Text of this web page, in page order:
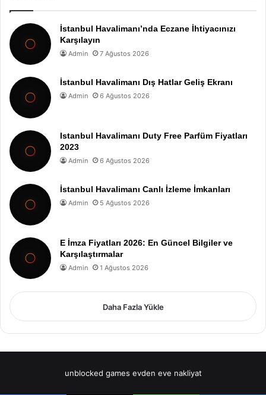
İstanbul Havalimanı’nda Eczane İhtiyacınızı
Karşılayın
Admin 7 Ağustos 2026
İstanbul Havalimanı Dış Hatlar Geliş Ekranı
Admin 6 Ağustos 2026
Istanbul Havalimanı Duty Free Parfüm Fiyatları
2023
Admin 6 Ağustos 2026
İstanbul Havalimanı Canlı İzleme İmkanları
Admin 5 Ağustos 2026
E İmza Fiyatları 2026: En Güncel Bilgiler ve
Karşılaştırmalar
Admin 1 Ağustos 2026
Daha Fazla Yükle
unblocked games evden eve nakliyat